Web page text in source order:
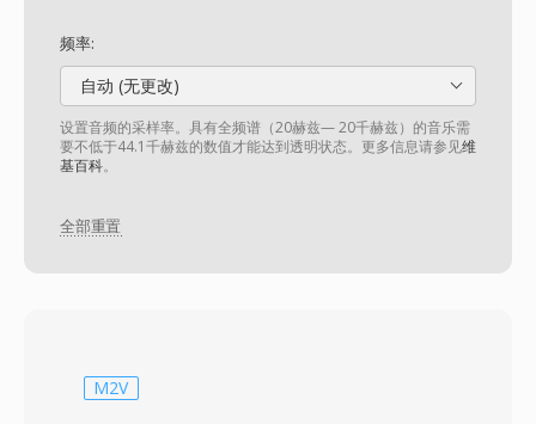
频率:
自动 (无更改)
设置音频的采样率。具有全频谱（20赫兹— 20千赫兹）的音乐需
要不低于44.1千赫兹的数值才能达到透明状态。更多信息请参见维
基百科。
全部重置
M2V